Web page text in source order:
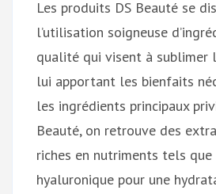
Les produits DS Beauté se
l’utilisation soigneuse
qualité qui visent à sublimer
lui apportant les bienfaits
les ingrédients principaux
Beauté, on retrouve des
riches en nutriments tels que
hyaluronique pour une